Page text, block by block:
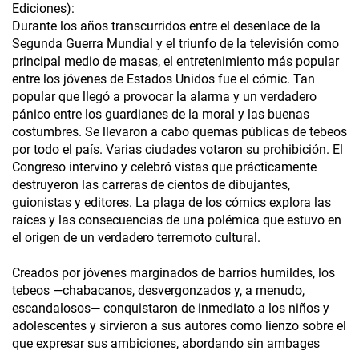
Ediciones):
Durante los años transcurridos entre el desenlace de la
Segunda Guerra Mundial y el triunfo de la televisión como
principal medio de masas, el entretenimiento más popular
entre los jóvenes de Estados Unidos fue el cómic. Tan
popular que llegó a provocar la alarma y un verdadero
pánico entre los guardianes de la moral y las buenas
costumbres. Se llevaron a cabo quemas públicas de tebeos
por todo el país. Varias ciudades votaron su prohibición. El
Congreso intervino y celebró vistas que prácticamente
destruyeron las carreras de cientos de dibujantes,
guionistas y editores. La plaga de los cómics explora las
raíces y las consecuencias de una polémica que estuvo en
el origen de un verdadero terremoto cultural.
Creados por jóvenes marginados de barrios humildes, los
tebeos —chabacanos, desvergonzados y, a menudo,
escandalosos— conquistaron de inmediato a los niños y
adolescentes y sirvieron a sus autores como lienzo sobre el
que expresar sus ambiciones, abordando sin ambages